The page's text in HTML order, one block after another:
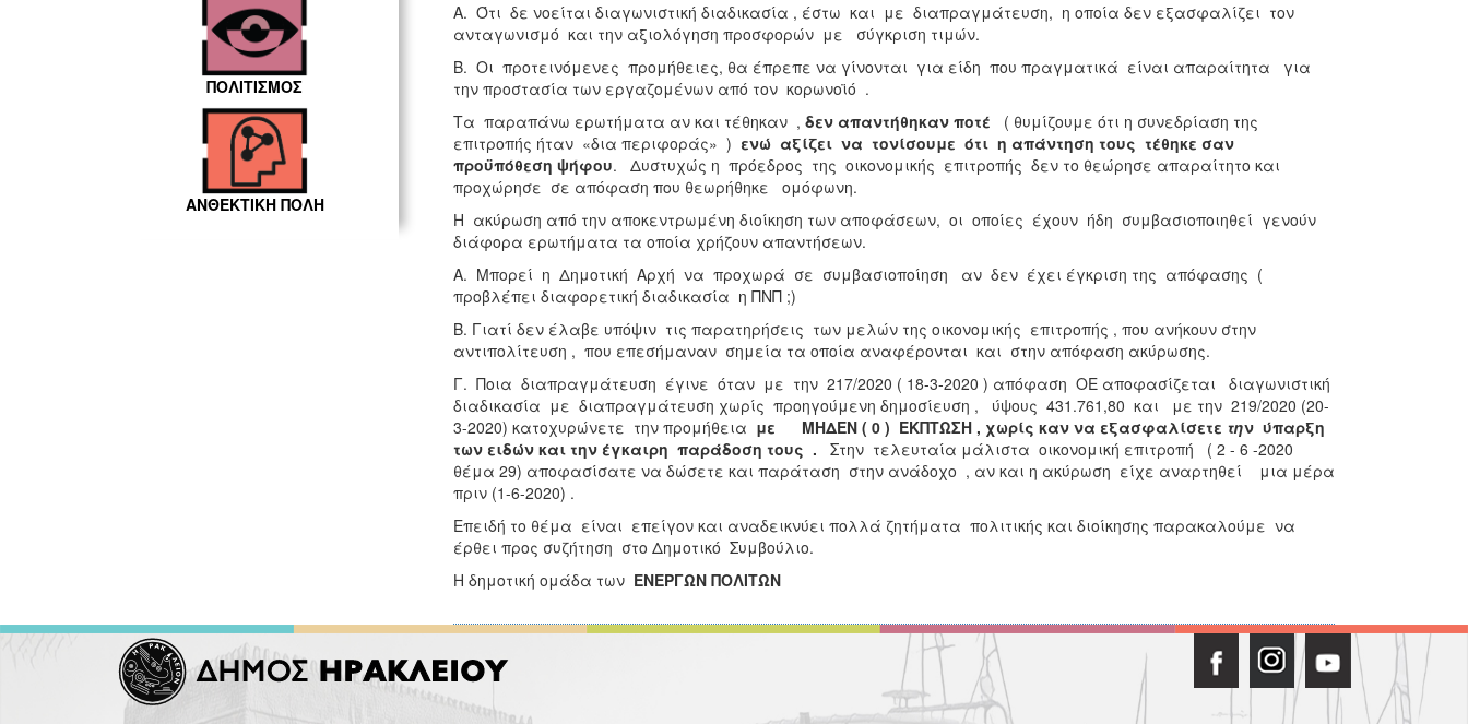
ΠΟΛΙΤΙΣΜΟΣ
ΑΝΘΕΚΤΙΚΗ ΠΟΛΗ
Α. Ότι δε νοείται διαγωνιστική διαδικασία , έστω και με διαπραγμάτευση, η οποία δεν εξασφαλίζει τον
ανταγωνισμό και την αξιολόγηση προσφορών με σύγκριση τιμών.
Β. Οι προτεινόμενες προμήθειες, θα έπρεπε να γίνονται για είδη που πραγματικά είναι απαραίτητα για
την προστασία των εργαζομένων από τον κορωνοϊό .
Τα παραπάνω ερωτήματα αν και τέθηκαν , δεν απαντήθηκαν ποτέ ( θυμίζουμε ότι η συνεδρίαση της
επιτροπής ήταν «δια περιφοράς» ) ενώ αξίζει να τονίσουμε ότι η απάντηση τους τέθηκε σαν
προϋπόθεση ψήφου. Δυστυχώς η πρόεδρος της οικονομικής επιτροπής δεν το θεώρησε απαραίτητο και
προχώρησε σε απόφαση που θεωρήθηκε ομόφωνη.
Η ακύρωση από την αποκεντρωμένη διοίκηση των αποφάσεων, οι οποίες έχουν ήδη συμβασιοποιηθεί γενούν
διάφορα ερωτήματα τα οποία χρήζουν απαντήσεων.
Α. Μπορεί η Δημοτική Αρχή να προχωρά σε συμβασιοποίηση αν δεν έχει έγκριση της απόφασης (
προβλέπει διαφορετική διαδικασία η ΠΝΠ ;)
Β. Γιατί δεν έλαβε υπόψιν τις παρατηρήσεις των μελών της οικονομικής επιτροπής , που ανήκουν στην
αντιπολίτευση , που επεσήμαναν σημεία τα οποία αναφέρονται και στην απόφαση ακύρωσης.
Γ. Ποια διαπραγμάτευση έγινε όταν με την 217/2020 ( 18-3-2020 ) απόφαση ΟΕ αποφασίζεται διαγωνιστική
διαδικασία με διαπραγμάτευση χωρίς προηγούμενη δημοσίευση , ύψους 431.761,80 και με την 219/2020 (20-
3-2020) κατοχυρώνετε την προμήθεια με ΜΗΔΕΝ ( 0 ) ΕΚΠΤΩΣΗ , χωρίς καν να εξασφαλίσετε την ύπαρξη
των ειδών και την έγκαιρη παράδοση τους . Στην τελευταία μάλιστα οικονομική επιτροπή ( 2 - 6 -2020
θέμα 29) αποφασίσατε να δώσετε και παράταση στην ανάδοχο , αν και η ακύρωση είχε αναρτηθεί μια μέρα
πριν (1-6-2020) .
Επειδή το θέμα είναι επείγον και αναδεικνύει πολλά ζητήματα πολιτικής και διοίκησης παρακαλούμε να
έρθει προς συζήτηση στο Δημοτικό Συμβούλιο.
Η δημοτική ομάδα των ΕΝΕΡΓΩΝ ΠΟΛΙΤΩΝ